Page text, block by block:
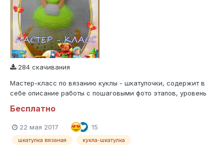
284 скачивания
Мастер-класс по вязанию куклы - шкатулочки, содержит в
себе описание работы с пошаговыми фото этапов, уровень
вязания как крючком. так и спицами. Данный мастер-класс
предназначен для личного пользования, запрещается любое
распространение как описан...
Бесплатно
22 мая 2017 15
шкатулка вязаная кукла-шкатулка